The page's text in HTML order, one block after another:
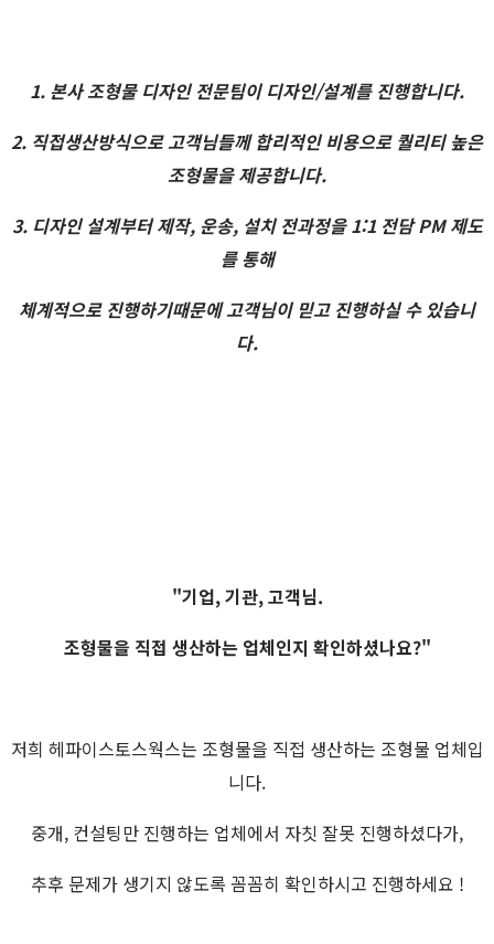
1. 본사 조형물 디자인 전문팀이 디자인/설계를 진행합니다.
2. 직접생산방식으로 고객님들께 합리적인 비용으로 퀄리티 높은
조형물을 제공합니다.
3. 디자인 설계부터 제작, 운송, 설치 전과정을 1:1 전담 PM 제도
를 통해
체계적으로 진행하기때문에 고객님이 믿고 진행하실 수 있습니
다.
"기업, 기관, 고객님.
조형물을 직접 생산하는 업체인지 확인하셨나요?"
저희 헤파이스토스웍스는 조형물을 직접 생산하는 조형물 업체입
니다.
중개, 컨설팅만 진행하는 업체에서 자칫 잘못 진행하셨다가,
추후 문제가 생기지 않도록 꼼꼼히 확인하시고 진행하세요 !